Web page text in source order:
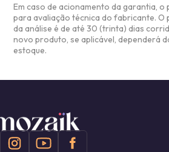
Em caso de acionamento da garantia,
para avaliação técnica do fabricante. O
da análise é de até 30 (trinta) dias
novo produto, se aplicável, dependerá
estoque.